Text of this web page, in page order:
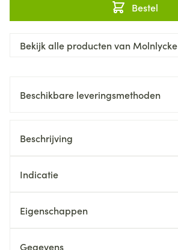
Bestel
Bekijk alle producten van Molnlycke
Beschikbare leveringsmethoden
Beschrijving
Indicatie
Eigenschappen
Gegevens